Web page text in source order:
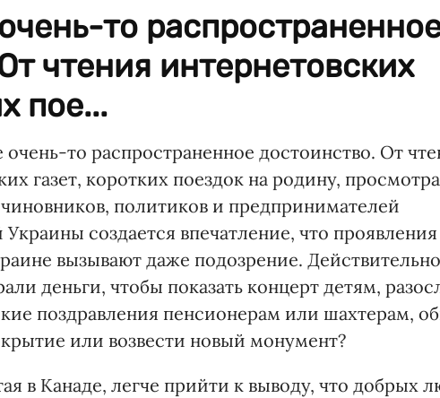
то
чтения интернетовских
пое...
то распространенное достоинство. От
газет, коротких поездок на родину, просмотра
политиков и предпринимателей
создается впечатление, что проявления
вызывают даже подозрение.
деньги, чтобы показать концерт детям,
поздравления пенсионерам или шахтерам,
или возвести новый монумент?
в Канаде, легче прийти к выводу, что добрых